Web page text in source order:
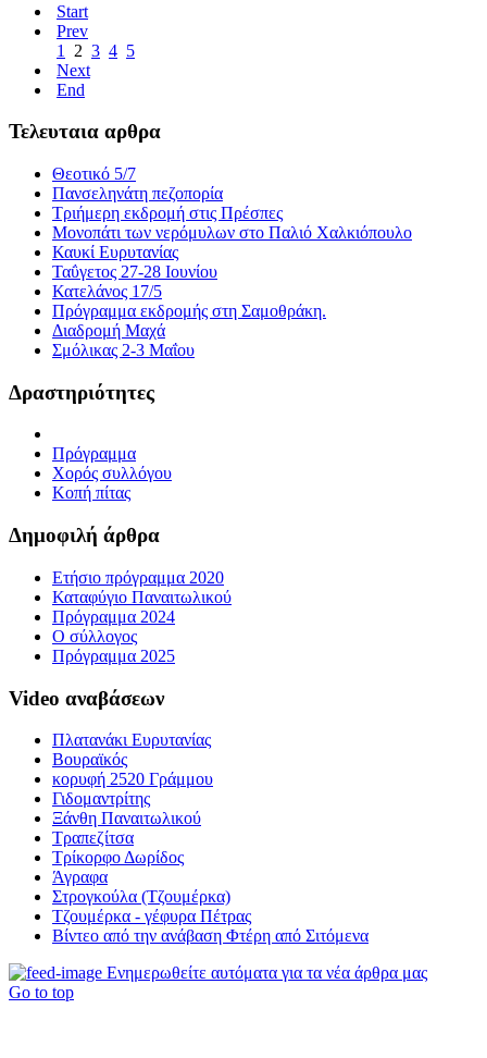
Start
Prev
1
2 3 4 5
Next
End
Τελευταια αρθρα
Θεοτικό 5/7
Πανσεληνάτη πεζοπορία
Τριήμερη εκδρομή στις Πρέσπες
Μονοπάτι των νερόμυλων στο Παλιό Χαλκιόπουλο
Καυκί Ευρυτανίας
Ταΰγετος 27-28 Ιουνίου
Κατελάνος 17/5
Πρόγραμμα εκδρομής στη Σαμοθράκη.
Διαδρομή Μαχά
Σμόλικας 2-3 Μαΐου
Δραστηριότητες
Πρόγραμμα
Χορός συλλόγου
Κοπή πίτας
Δημοφιλή άρθρα
Ετήσιο πρόγραμμα 2020
Καταφύγιο Παναιτωλικού
Πρόγραμμα 2024
Ο σύλλογος
Πρόγραμμα 2025
Video αναβάσεων
Πλατανάκι Ευρυτανίας
Βουραϊκός
κορυφή 2520 Γράμμου
Γιδομαντρίτης
Ξάνθη Παναιτωλικού
Τραπεζίτσα
Τρίκορφο Δωρίδος
Άγραφα
Στρογκούλα (Τζουμέρκα)
Τζουμέρκα - γέφυρα Πέτρας
Βίντεο από την ανάβαση Φτέρη από Σιτόμενα
Ενημερωθείτε αυτόματα για τα νέα άρθρα μας
Go to top